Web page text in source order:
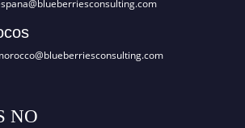
NO